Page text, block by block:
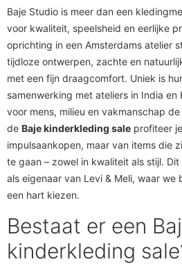
Baje Studio is meer dan een
voor kwaliteit, speelsheid en eerlijke
oprichting in een Amsterdams atelier
tijdloze ontwerpen, zachte en
met een fijn draagcomfort. Uniek is
samenwerking met ateliers in India
voor mens, milieu en vakmanschap
de Baje kinderkleding sale profiteer
impulsaankopen, maar van items die
te gaan – zowel in kwaliteit als stijl.
als eigenaar van Levi & Meli, waar
een hart kiezen.
Bestaat er een
kinderkleding